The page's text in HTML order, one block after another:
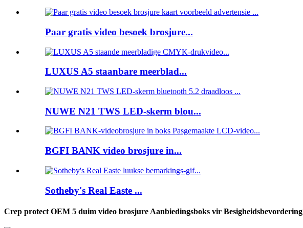
Paar gratis video besoek brosjure...
LUXUS A5 staanbare meerblad...
NUWE N21 TWS LED-skerm blou...
BGFI BANK video brosjure in...
Sotheby's Real Easte ...
Crep protect OEM 5 duim video brosjure Aanbiedingsboks vir Besigheidsbevordering